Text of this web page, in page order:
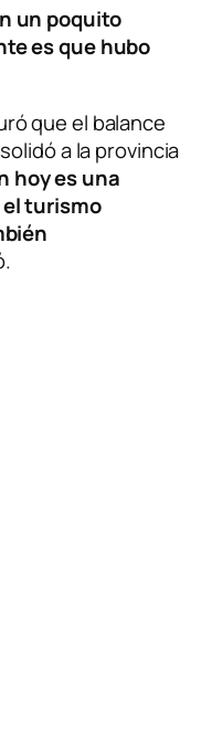
un poquito
es que hubo
que el balance
a la provincia
hoy es una
turismo